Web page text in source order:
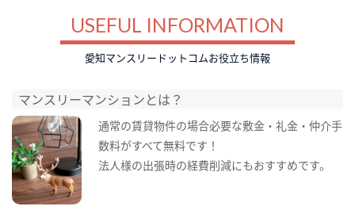
USEFUL INFORMATION
愛知マンスリードットコムお役立ち情報
マンスリーマンションとは？
通常の賃貸物件の場合必要な敷金・礼金・仲介手
数料がすべて無料です！
法人様の出張時の経費削減にもおすすめです。